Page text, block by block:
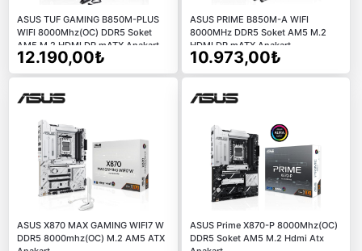
ASUS TUF GAMING B850M-PLUS
WIFI 8000Mhz(OC) DDR5 Soket
AM5 M.2 HDMI DP mATX Anakart
12.190,00₺
ASUS PRIME B850M-A WIFI
8000MHz DDR5 Soket AM5 M.2
HDMI DP mATX Anakart
10.973,00₺
ASUS X870 MAX GAMING WIFI7 W
DDR5 8000mhz(OC) M.2 AM5 ATX
ASUS Prime X870-P 8000Mhz(OC)
DDR5 Soket AM5 M.2 Hdmi Atx